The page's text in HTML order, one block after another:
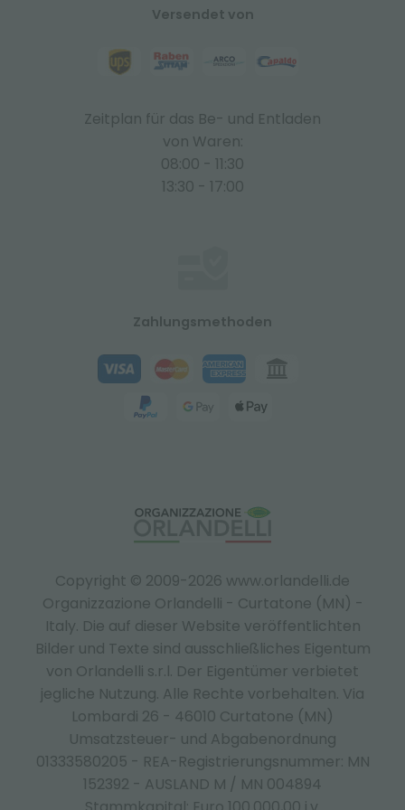
Copyright © 2009-2026 www.orlandelli.de
Organizzazione Orlandelli - Curtatone (MN) -
Italy. Die auf dieser Website veröffentlichten
Bilder und Texte sind ausschließliches Eigentum
von Orlandelli s.r.l. Der Eigentümer verbietet
jegliche Nutzung. Alle Rechte vorbehalten. Via
Lombardi 26 - 46010 Curtatone (MN)
Umsatzsteuer- und Abgabenordnung
01333580205 - REA-Registrierungsnummer: MN
152392 - AUSLAND M / MN 004894
Versendet von
Zeitplan für das Be- und Entladen
von Waren:
08:00 - 11:30
13:30 - 17:00
Zahlungsmethoden